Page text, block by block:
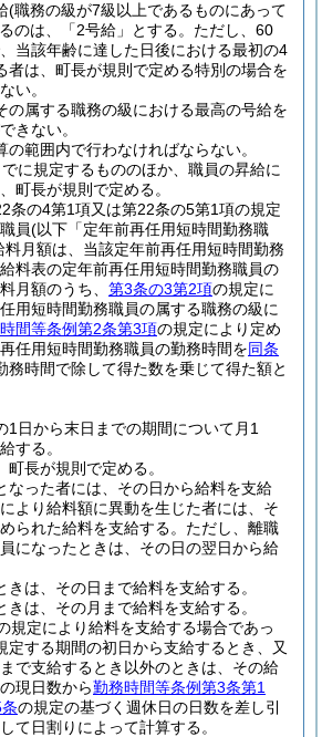
(職務の級が7級以上であるものにあって
のは、「2号給」とする。 ただし、60
当該年齢に達した日後における最初の4
者は、町長が規則で定める特別の場合を
い。
の属する職務の級における最高の号給を
きない。
の範囲内で行わなければならない。
でに規定するもののほか、職員の昇給に
町長が規則で定める。
条の4第1項又は第22条の5第1項の規定
員(以下「定年前再任用短時間勤務職
料月額は、当該定年前再任用短時間勤務
料表の定年前再任用短時間勤務職員の
月額のうち、 第3条の3第2項の規定に
用短時間勤務職員の属する職務の級に
間等条例第2条第3項の規定により定め
任用短時間勤務職員の勤務時間を同条
務時間で除して得た数を乗じて得た額と
1日から末日までの期間について月1
する。
長が規則で定める。
なった者には、その日から給料を支給
より給料額に異動を生じた者には、そ
られた給料を支給する。 ただし、離職
になったときは、その日の翌日から給
きは、その日まで給料を支給する。
きは、その月まで給料を支給する。
規定により給料を支給する場合であっ
定する期間の初日から支給するとき、又
で支給するとき以外のときは、その給
現日数から勤務時間等条例第3条第1
の規定の基づく週休日の日数を差し引
て日割りによって計算する。